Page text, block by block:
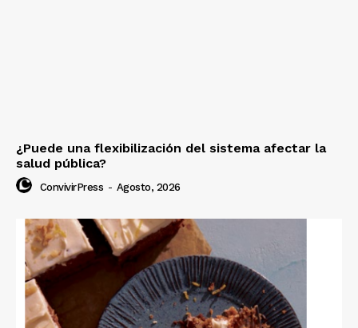
¿Puede una flexibilización del sistema afectar la
salud pública?
ConvivirPress - Agosto, 2026